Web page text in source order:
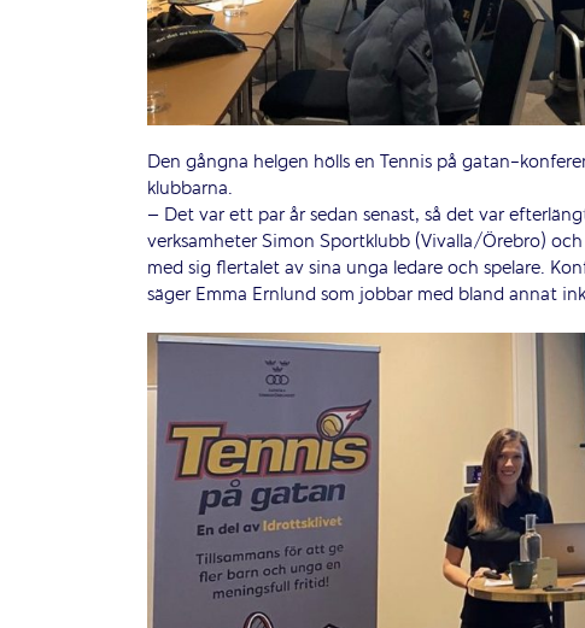
Den gångna helgen hölls en Tennis på gatan-
klubbarna.
– Det var ett par år sedan senast, så det var
verksamheter Simon Sportklubb (Vivalla/Örebro)
med sig flertalet av sina unga ledare och spelare.
säger Emma Ernlund som jobbar med bland annat